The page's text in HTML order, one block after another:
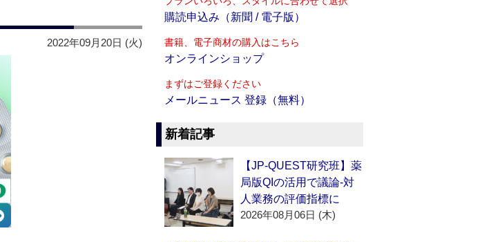
2022年09月20日 (火)
購読申込み（新聞 / 電子版）
書籍、電子商材の購入はこちら
オンラインショップ
まずはご登録ください
メールニュース 登録（無料）
新着記事
【JP-QUEST研究班】薬
局版QIの活用で議論‐対
人業務の評価指標に
2026年08月06日 (木)